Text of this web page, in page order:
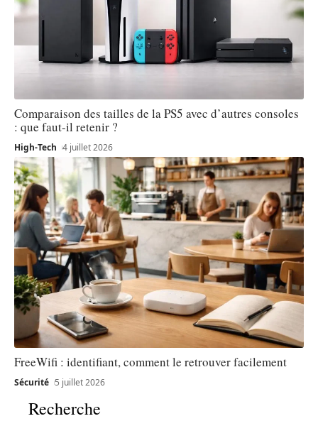
Comparaison des tailles de la PS5 avec d’autres consoles
: que faut-il retenir ?
High-Tech 4 juillet 2026
FreeWifi : identifiant, comment le retrouver facilement
Sécurité 5 juillet 2026
Recherche